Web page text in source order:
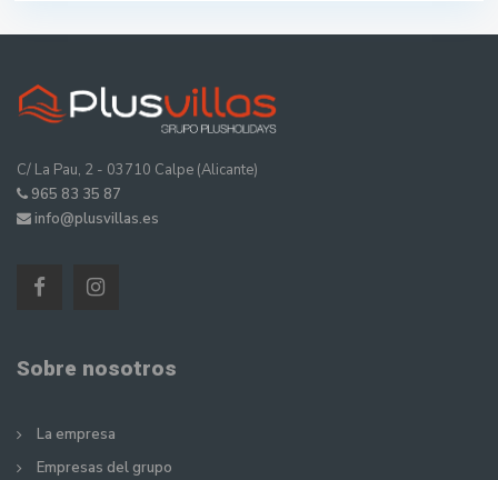
C/ La Pau, 2 - 03710 Calpe (Alicante)
965 83 35 87
info@plusvillas.es
Sobre nosotros
La empresa
Empresas del grupo